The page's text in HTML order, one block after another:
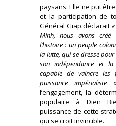
paysans. Elle ne put
et la participation de
Général Giap déclarait
Minh, nous avons
l’histoire : un peuple
la lutte, qui se dresse
son indépendance et
capable de vaincre les
puissance impérialiste
l’engagement, la
populaire à Dien
puissance de cette
qui se croit invincible.